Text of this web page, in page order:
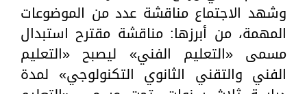
وشهد الاجتماع مناقشة عدد من الموضوعات
المهمة، من أبرزها: مناقشة مقترح استبدال
مسمى «التعليم الفني» ليصبح «التعليم
الفني والتقني الثانوي التكنولوجي» لمدة